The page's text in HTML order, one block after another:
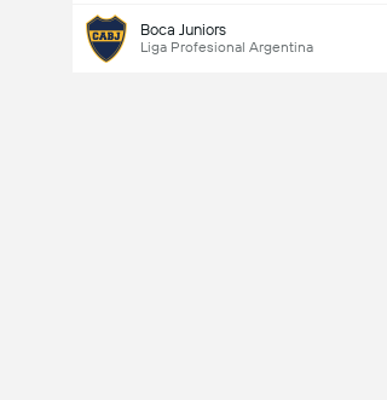
Boca Juniors
Liga Profesional Argentina